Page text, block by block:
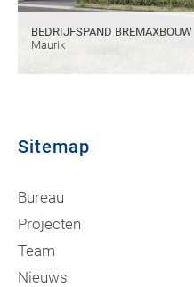
BEDRIJFSPAND BREMAXBOUW
Maurik
Sitemap
Bureau
Projecten
Team
Nieuws